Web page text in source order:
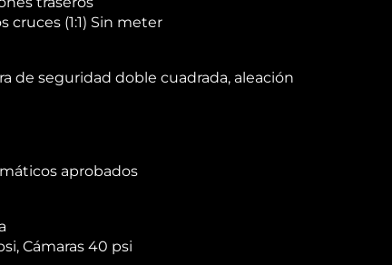
cruces (1:1) Sin meter
de seguridad doble cuadrada, aleación
aprobados
Cámaras 40 psi